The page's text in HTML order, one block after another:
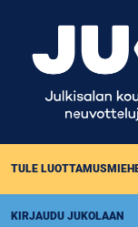
TULE
KIRJAUDU JUKOLAAN